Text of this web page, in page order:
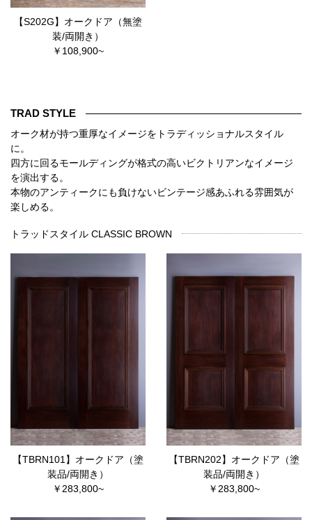
【S202G】オークドア（無塗
装/両開き）
￥108,900~
TRAD STYLE
オーク材が持つ重厚なイメージをトラディッショナルスタイル
に。
四方に回るモールディングが格式の高いビクトリアンなイメージ
を演出する。
本物のアンティークにも負けないビンテージ感あふれる雰囲気が
楽しめる。
トラッドスタイル CLASSIC BROWN
【TBRN101】オークドア（塗
装品/両開き）
￥283,800~
【TBRN202】オークドア（塗
装品/両開き）
￥283,800~